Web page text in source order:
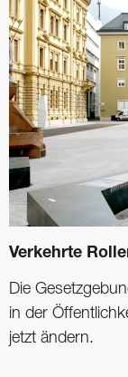
Verkehrte
Die
in der
jetzt ändern.